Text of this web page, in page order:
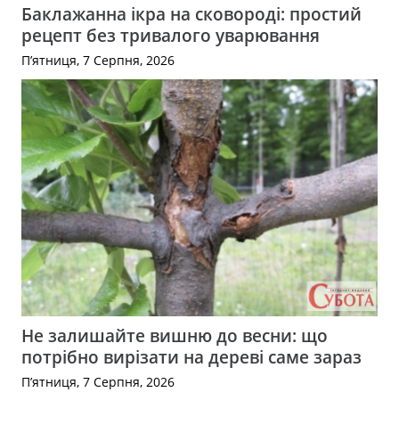
Баклажанна ікра на сковороді: простий
рецепт без тривалого уварювання
П’ятниця, 7 Серпня, 2026
Не залишайте вишню до весни: що
потрібно вирізати на дереві саме зараз
П’ятниця, 7 Серпня, 2026